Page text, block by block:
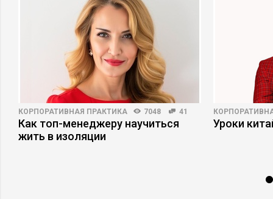
КОРПОРАТИВНАЯ ПРАКТИКА 7048 41
Как топ-менеджеру научиться
жить в изоляции
Уроки